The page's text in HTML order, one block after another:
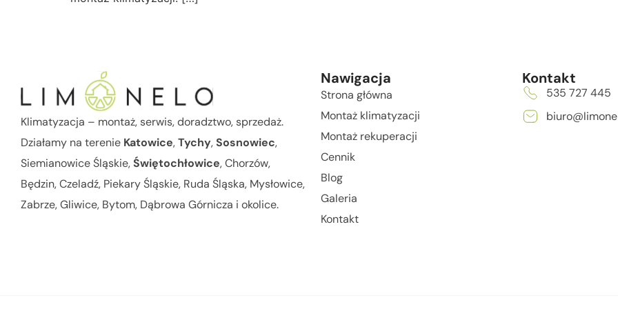
Klimatyzacja – montaż, serwis, doradztwo, sprzedaż.
Działamy na terenie Katowice,Tychy,Sosnowiec,
Siemianowice Śląskie,Świętochłowice, Chorzów,
Będzin, Czeladź, Piekary Śląskie, Ruda Śląska, Mysłowice,
Zabrze, Gliwice, Bytom, Dąbrowa Górnicza i okolice.
Nawigacja
Strona główna
Montaż klimatyzacji
Montaż rekuperacji
Cennik
Blog
Galeria
Kontakt
Kontakt
535 727 445